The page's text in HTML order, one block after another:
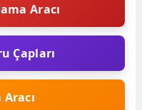
Aracı
Çapları